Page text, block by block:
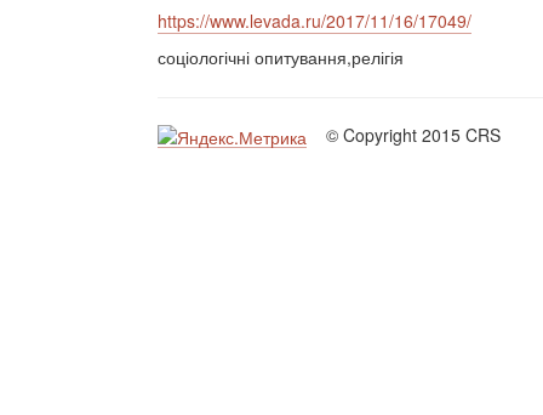
https://www.levada.ru/2017/11/16/17049/
соціологічні опитування,релігія
© Copyright 2015 CRS